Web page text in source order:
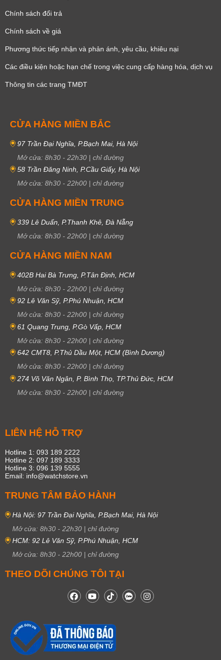
Chính sách đổi trả
Chính sách về giá
Phương thức tiếp nhận và phản ánh, yêu cầu, khiêu nại
Các điều kiện hoặc hạn chế trong việc cung cấp hàng hóa, dịch vụ
Thông tin các trang TMĐT
CỬA HÀNG MIỀN BẮC
97 Trần Đại Nghĩa, P.Bạch Mai, Hà Nội
Mở cửa: 8h30 - 22h30 | chỉ đường
58 Trần Đăng Ninh, P.Cầu Giấy, Hà Nội
Mở cửa: 8h30 - 22h00 | chỉ đường
CỬA HÀNG MIỀN TRUNG
339 Lê Duẩn, P.Thanh Khê, Đà Nẵng
Mở cửa: 8h30 - 22h00 | chỉ đường
CỬA HÀNG MIỀN NAM
402B Hai Bà Trưng, P.Tân Định, HCM
Mở cửa: 8h30 - 22h00 | chỉ đường
92 Lê Văn Sỹ, P.Phú Nhuận, HCM
Mở cửa: 8h30 - 22h00 | chỉ đường
61 Quang Trung, P.Gò Vấp, HCM
Mở cửa: 8h30 - 22h00 | chỉ đường
642 CMT8, P.Thủ Dầu Một, HCM (Bình Dương)
Mở cửa: 8h30 - 22h00 | chỉ đường
274 Võ Văn Ngân, P. Bình Thọ, TP.Thủ Đức, HCM
Mở cửa: 8h30 - 22h00 | chỉ đường
LIÊN HỆ HỖ TRỢ
Hotline 1: 093 189 2222
Hotline 2: 097 189 3333
Hotline 3: 096 139 5555
Email: info@watchstore.vn
TRUNG TÂM BẢO HÀNH
Hà Nội: 97 Trần Đại Nghĩa, P.Bạch Mai, Hà Nội
Mở cửa: 8h30 - 22h30 | chỉ đường
HCM: 92 Lê Văn Sỹ, P.Phú Nhuận, HCM
Mở cửa: 8h30 - 22h00 | chỉ đường
THEO DÕI CHÚNG TÔI TẠI